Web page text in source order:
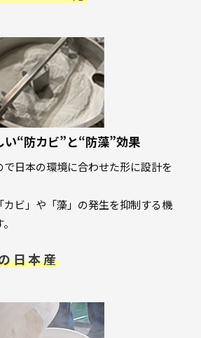
い“防カビ”と“防藻”効果
で日本の環境に合わせた形に設計を
カビ」や「藻」の発生を抑制する機
日本産